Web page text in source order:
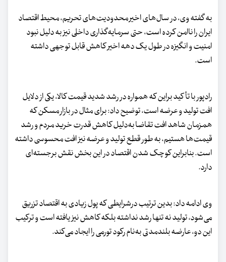
به‌ گفته وی، در سال‌های اخیر محدودیت‌های تحریم، محیط اقتصاد
ایران را ناامن کرده است، حتی سرمایه‌گذاری داخلی نیز به‌ دلیل نبود
امنیت و انگیزه در طول یک دهه اخیر کاهش قابل توجهی داشته
است.
رادپور با تأکید براین که همواره در رشد شدید قیمت کالا، یکی از دلایل
افت تولید و عرضه است، توضیح داد: برای مثال در بازار مسکن که
همزمان شاهد افت تقاضا به‌دلیل کاهش قدرت خرید مردم و رشد
قیمت‌ها هستیم، به طور قطع تولید و عرضه نیز افت محسوسی داشته
است. بنابراین کوچک شدن اقتصاد در این بخش نقش برجسته‌ای
دارد.
وی ادامه داد: بدین ترتیب درشرایطی که پول زیادی به اقتصاد تزریق
می‌شود، تولید نه تنها رشد نداشته بلکه کاهش نیز یافته است و ترکیب
این دو، عارضه بلندمدتی به‌نام رکود تورمی را ایجاد می‌کند.